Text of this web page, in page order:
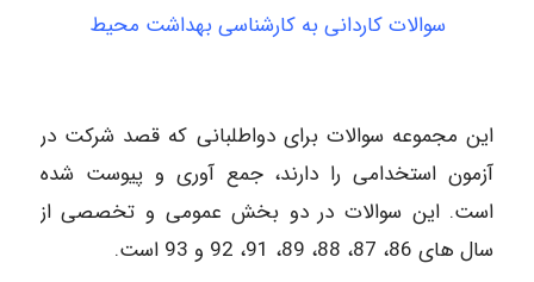
سوالات کاردانی به کارشناسی بهداشت محیط
این مجموعه سوالات برای دواطلبانی که قصد شرکت در
آزمون استخدامی را دارند، جمع آوری و پیوست شده
است. این سوالات در دو بخش عمومی و تخصصی از
سال های 86، 87، 88، 89، 91، 92 و 93 است.